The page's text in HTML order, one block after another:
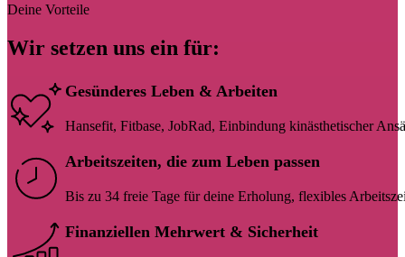
Deine Vorteile
Wir setzen uns ein für:
Gesünderes Leben & Arbeiten
Hansefit, Fitbase, JobRad, Einbindung kinästhetischer
Arbeitszeiten, die zum Leben passen
Bis zu 34 freie Tage für deine Erholung, flexibles
Finanziellen Mehrwert & Sicherheit